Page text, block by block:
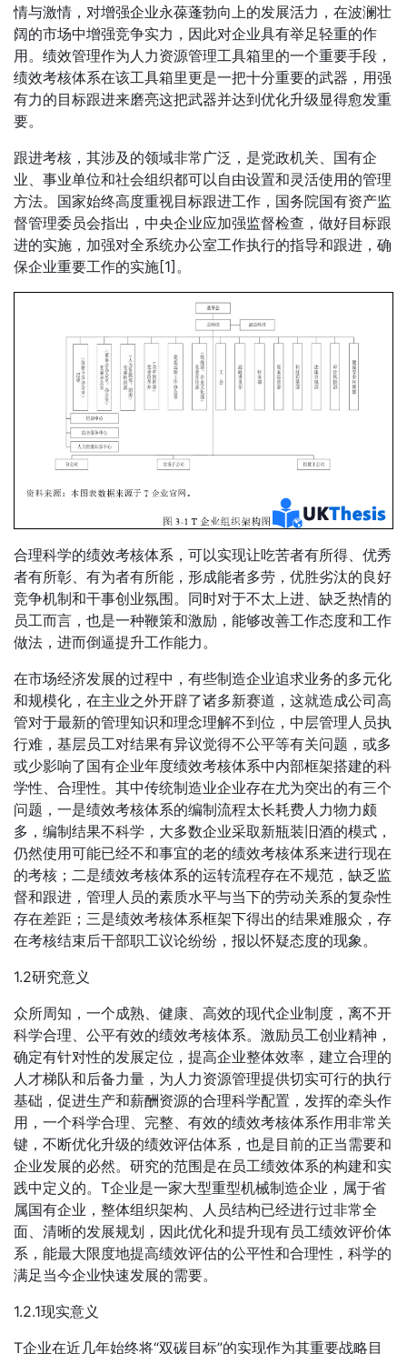
情与激情，对增强企业永葆蓬勃向上的发展活力，在波澜壮
阔的市场中增强竞争实力，因此对企业具有举足轻重的作
用。绩效管理作为人力资源管理工具箱里的一个重要手段，
绩效考核体系在该工具箱里更是一把十分重要的武器，用强
有力的目标跟进来磨亮这把武器并达到优化升级显得愈发重
要。
跟进考核，其涉及的领域非常广泛，是党政机关、国有企
业、事业单位和社会组织都可以自由设置和灵活使用的管理
方法。国家始终高度重视目标跟进工作，国务院国有资产监
督管理委员会指出，中央企业应加强监督检查，做好目标跟
进的实施，加强对全系统办公室工作执行的指导和跟进，确
保企业重要工作的实施[1]。
合理科学的绩效考核体系，可以实现让吃苦者有所得、优秀
者有所彰、有为者有所能，形成能者多劳，优胜劣汰的良好
竞争机制和干事创业氛围。同时对于不太上进、缺乏热情的
员工而言，也是一种鞭策和激励，能够改善工作态度和工作
做法，进而倒逼提升工作能力。
在市场经济发展的过程中，有些制造企业追求业务的多元化
和规模化，在主业之外开辟了诸多新赛道，这就造成公司高
管对于最新的管理知识和理念理解不到位，中层管理人员执
行难，基层员工对结果有异议觉得不公平等有关问题，或多
或少影响了国有企业年度绩效考核体系中内部框架搭建的科
学性、合理性。其中传统制造业企业存在尤为突出的有三个
问题，一是绩效考核体系的编制流程太长耗费人力物力颇
多，编制结果不科学，大多数企业采取新瓶装旧酒的模式，
仍然使用可能已经不和事宜的老的绩效考核体系来进行现在
的考核；二是绩效考核体系的运转流程存在不规范，缺乏监
督和跟进，管理人员的素质水平与当下的劳动关系的复杂性
存在差距；三是绩效考核体系框架下得出的结果难服众，存
在考核结束后干部职工议论纷纷，报以怀疑态度的现象。
1.2研究意义
众所周知，一个成熟、健康、高效的现代企业制度，离不开
科学合理、公平有效的绩效考核体系。激励员工创业精神，
确定有针对性的发展定位，提高企业整体效率，建立合理的
人才梯队和后备力量，为人力资源管理提供切实可行的执行
基础，促进生产和薪酬资源的合理科学配置，发挥的牵头作
用，一个科学合理、完整、有效的绩效考核体系作用非常关
键，不断优化升级的绩效评估体系，也是目前的正当需要和
企业发展的必然。研究的范围是在员工绩效体系的构建和实
践中定义的。T企业是一家大型重型机械制造企业，属于省
属国有企业，整体组织架构、人员结构已经进行过非常全
面、清晰的发展规划，因此优化和提升现有员工绩效评价体
系，能最大限度地提高绩效评估的公平性和合理性，科学的
满足当今企业快速发展的需要。
1.2.1现实意义
T企业在近几年始终将“双碳目标”的实现作为其重要战略目